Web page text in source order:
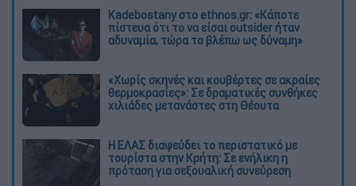
Kadebostany στο ethnos.gr: «Κάποτε
πίστευα ότι το να είσαι outsider ήταν
αδυναμία, τώρα το βλέπω ως δύναμη»
«Χωρίς σκηνές και κουβέρτες σε ακραίες
θερμοκρασίες»: Σε δραματικές συνθήκες
χιλιάδες μετανάστες στη Θέουτα
Η ΕΛΑΣ διαψεύδει το περιστατικό με
τουρίστα στην Κρήτη: Σε ενήλικη η
πρόταση για σεξουαλική συνεύρεση